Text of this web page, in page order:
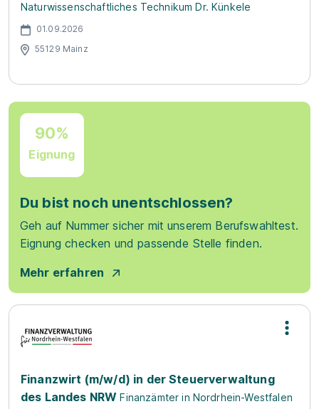
Naturwissenschaftliches Technikum Dr. Künkele
01.09.2026
55129 Mainz
90%
Eignung
Du bist noch unentschlossen?
Geh auf Nummer sicher mit unserem Berufswahltest.
Eignung checken und passende Stelle finden.
Mehr erfahren
Finanzwirt (m/w/d) in der Steuerverwaltung
des Landes NRW Finanzämter in Nordrhein-Westfalen